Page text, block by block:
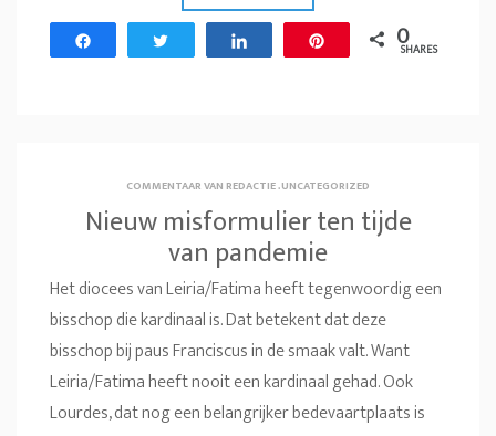
0
SHARES
COMMENTAAR VAN REDACTIE.UNCATEGORIZED
Nieuw misformulier ten tijde
van pandemie
Het diocees van Leiria/Fatima heeft tegenwoordig een
bisschop die kardinaal is. Dat betekent dat deze
bisschop bij paus Franciscus in de smaak valt. Want
Leiria/Fatima heeft nooit een kardinaal gehad. Ook
Lourdes, dat nog een belangrijker bedevaartplaats is